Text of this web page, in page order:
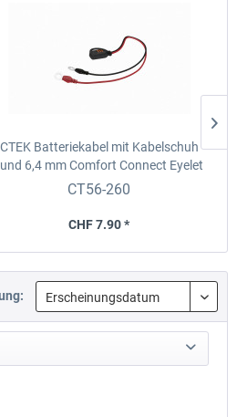
CTEK Batteriekabel mit Kabelschuh
6,4 mmComfort Connect Eyelet
M6
CT56-260
CHF 7.90 *